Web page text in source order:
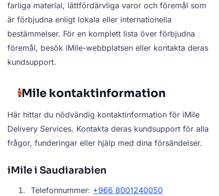
farliga material, lättfördärvliga varor och föremål som
är förbjudna enligt lokala eller internationella
bestämmelser. För en komplett lista över förbjudna
föremål, besök iMile-webbplatsen eller kontakta deras
kundsupport.
iMile kontaktinformation
Här hittar du nödvändig kontaktinformation för iMile
Delivery Services. Kontakta deras kundsupport för alla
frågor, funderingar eller hjälp med dina försändelser.
iMile i Saudiarabien
Telefonnummer: +966 8001240050